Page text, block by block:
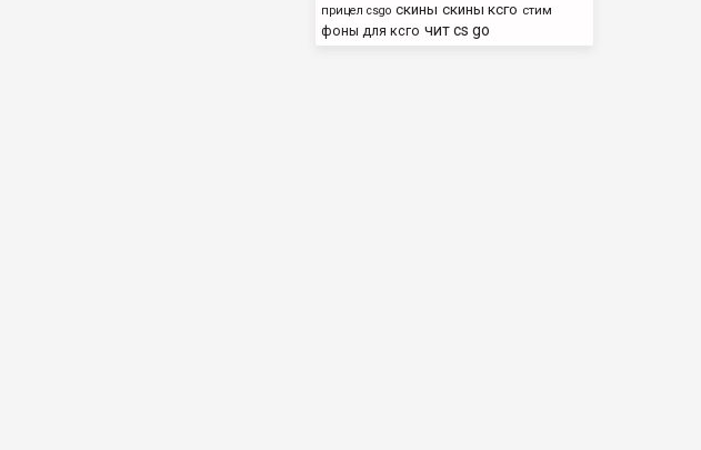
прицел csgo скины скины ксго стим
фоны для ксго чит cs go